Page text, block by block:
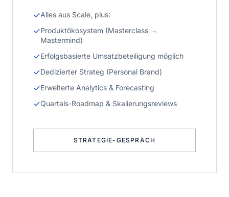
Alles aus Scale, plus:
Produktökosystem (Masterclass →
Mastermind)
Erfolgsbasierte Umsatzbeteiligung möglich
Dedizierter Strateg (Personal Brand)
Erweiterte Analytics & Forecasting
Quartals-Roadmap & Skalierungsreviews
STRATEGIE-GESPRÄCH